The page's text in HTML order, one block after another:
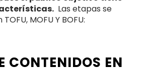
Las etapas se
MOFU Y BOFU:
CONTENIDOS EN